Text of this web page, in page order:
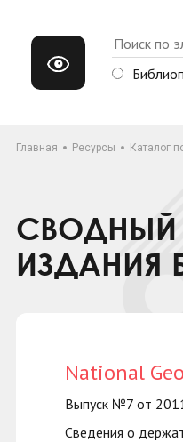
Главная Ресурсы Каталог
СВОДНЫЙ
ИЗДАНИЯ
National
Выпуск №7 от
Сведения о